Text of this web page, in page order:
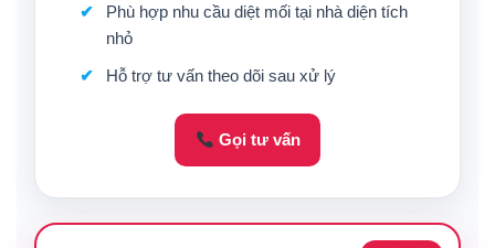
Phù hợp nhu cầu diệt mối tại nhà diện tích
nhỏ
Hỗ trợ tư vấn theo dõi sau xử lý
Gọi tư vấn